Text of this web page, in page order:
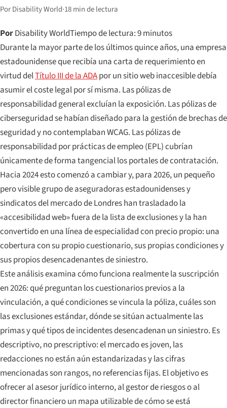
Por Disability World·18 min de lectura
PorDisability WorldTiempo de lectura: 9 minutos
Durante la mayor parte de los últimos quince años, una empresa
estadounidense que recibía una carta de requerimiento en
virtud delTítulo III de la ADApor un sitio web inaccesible debía
asumir el coste legal por sí misma. Las pólizas de
responsabilidad general excluían la exposición. Las pólizas de
ciberseguridad se habían diseñado para la gestión de brechas de
seguridad y no contemplaban WCAG. Las pólizas de
responsabilidad por prácticas de empleo (EPL) cubrían
únicamente de forma tangencial los portales de contratación.
Hacia 2024 esto comenzó a cambiar y, para 2026, un pequeño
pero visible grupo de aseguradoras estadounidenses y
sindicatos del mercado de Londres han trasladado la
«accesibilidad web» fuera de la lista de exclusiones y la han
convertido en una línea de especialidad con precio propio: una
cobertura con su propio cuestionario, sus propias condiciones y
sus propios desencadenantes de siniestro.
Este análisis examina cómo funciona realmente la suscripción
en 2026: qué preguntan los cuestionarios previos a la
vinculación, a qué condiciones se vincula la póliza, cuáles son
las exclusiones estándar, dónde se sitúan actualmente las
primas y qué tipos de incidentes desencadenan un siniestro. Es
descriptivo, no prescriptivo: el mercado es joven, las
redacciones no están aún estandarizadas y las cifras
mencionadas son rangos, no referencias fijas. El objetivo es
ofrecer al asesor jurídico interno, al gestor de riesgos o al
director financiero un mapa utilizable de cómo se está